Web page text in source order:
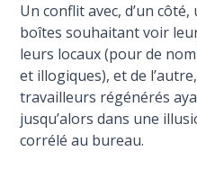
Un conflit avec, d’un
boîtes souhaitant voir
leurs locaux (pour de
et illogiques), et de
travailleurs régénérés
jusqu’alors dans une
corrélé au bureau.